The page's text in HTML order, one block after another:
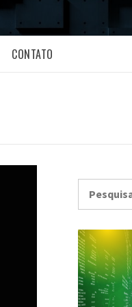
CONTATO